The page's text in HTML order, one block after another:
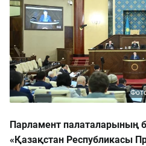
Парламент палаталарының
«Қазақстан Республикасы